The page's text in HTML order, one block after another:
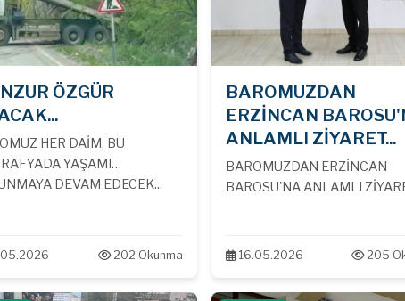
ÖZGÜR
HER DAİM, BU
YAŞAMI
DEVAM EDECEK...
202 Okunma
BAROMUZDAN
ERZİNCAN
ANLAMLI ZİYARET...
BAROMUZDAN ERZİNCAN
BAROSU'NA ANLAMLI
16.05.2026 205